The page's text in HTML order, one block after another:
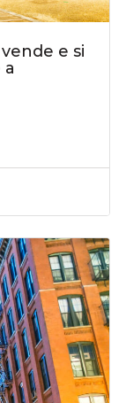
e si